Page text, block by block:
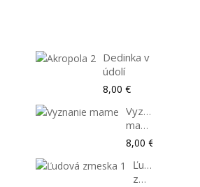
Dedinka v
údolí
8,00 €
Vyznanie
mame
8,00 €
Ľudová
zmeska